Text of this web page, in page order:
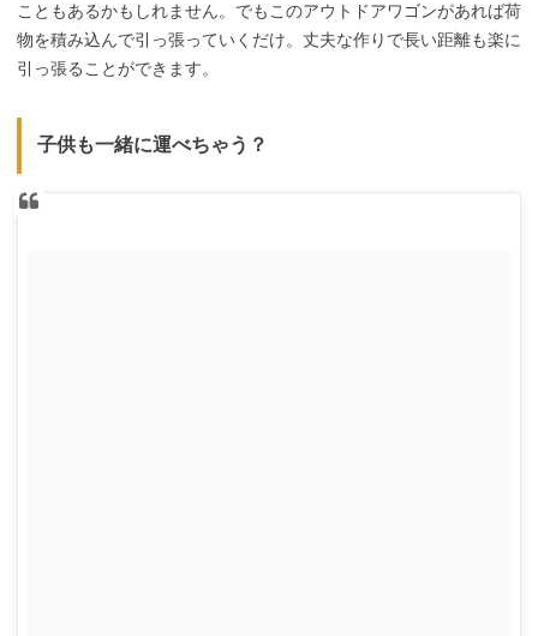
こともあるかもしれません。でもこのアウトドアワゴンがあれば荷
物を積み込んで引っ張っていくだけ。丈夫な作りで長い距離も楽に
引っ張ることができます。
子供も一緒に運べちゃう？